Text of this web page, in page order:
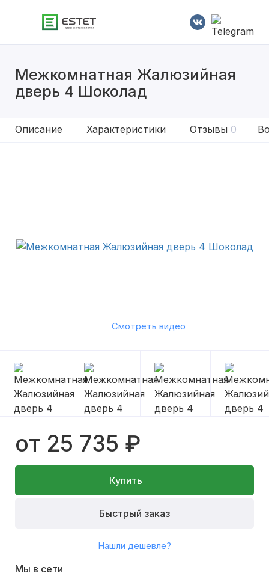
Межкомнатная Жалюзийная
дверь 4 Шоколад
Описание Характеристики Отзывы 0
Смотреть видео
от 25 735 ₽
Купить
Быстрый заказ
Нашли дешевле?
Мы в сети